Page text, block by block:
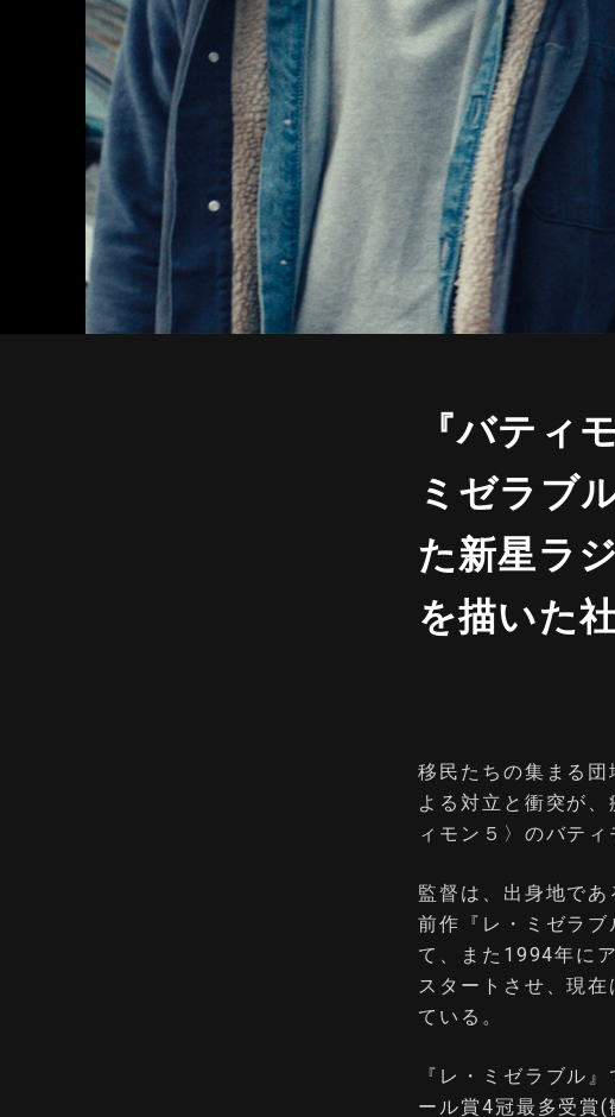
『バティ
ミゼラブ
た新星ラ
を描いた
移民たちの集まる
よる対立と衝突が
ィモン５〉のバテ
監督は、出身地で
前作『レ・ミゼラ
て、また1994年に
スタートさせ、現
ている。
『レ・ミゼラブル
ール賞4冠最多受賞